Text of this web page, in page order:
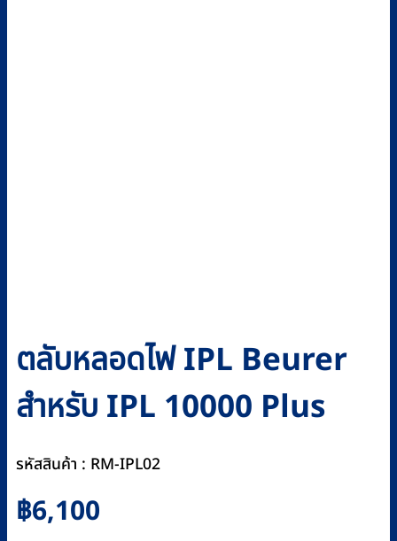
ตลับหลอดไฟ IPL Beurer
สำหรับ IPL 10000 Plus
รหัสสินค้า : RM-IPL02
฿6,100